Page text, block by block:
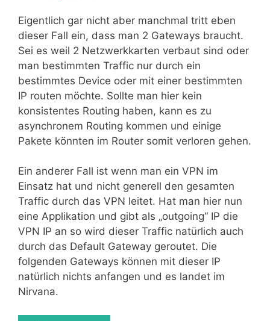
Eigentlich gar nicht aber manchmal tritt eben
dieser Fall ein, dass man 2 Gateways braucht.
Sei es weil 2 Netzwerkkarten verbaut sind oder
man bestimmten Traffic nur durch ein
bestimmtes Device oder mit einer bestimmten
IP routen möchte. Sollte man hier kein
konsistentes Routing haben, kann es zu
asynchronem Routing kommen und einige
Pakete könnten im Router somit verloren gehen.
Ein anderer Fall ist wenn man ein VPN im
Einsatz hat und nicht generell den gesamten
Traffic durch das VPN leitet. Hat man hier nun
eine Applikation und gibt als „outgoing“ IP die
VPN IP an so wird dieser Traffic natürlich auch
durch das Default Gateway geroutet. Die
folgenden Gateways können mit dieser IP
natürlich nichts anfangen und es landet im
Nirvana.